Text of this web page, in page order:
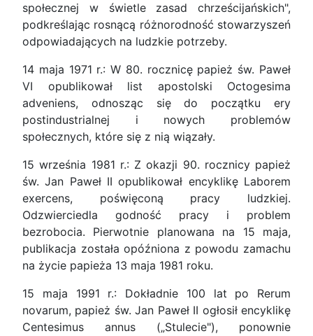
społecznej w świetle zasad chrześcijańskich",
podkreślając rosnącą różnorodność stowarzyszeń
odpowiadających na ludzkie potrzeby.
14 maja 1971 r.: W 80. rocznicę papież św. Paweł
VI opublikował list apostolski Octogesima
adveniens, odnosząc się do początku ery
postindustrialnej i nowych problemów
społecznych, które się z nią wiązały.
15 września 1981 r.: Z okazji 90. rocznicy papież
św. Jan Paweł II opublikował encyklikę Laborem
exercens, poświęconą pracy ludzkiej.
Odzwierciedla godność pracy i problem
bezrobocia. Pierwotnie planowana na 15 maja,
publikacja została opóźniona z powodu zamachu
na życie papieża 13 maja 1981 roku.
15 maja 1991 r.: Dokładnie 100 lat po Rerum
novarum, papież św. Jan Paweł II ogłosił encyklikę
Centesimus annus („Stulecie"), ponownie